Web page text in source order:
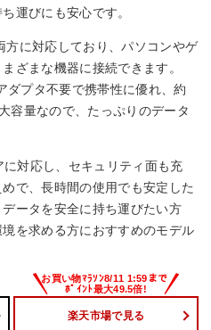
運びにも安心です。
に対応しており、パソコンやゲ
ざまな機器に接続できます。
ダプタ不要で携帯性に優れ、約
容量なので、たっぷりのデータ
対応し、セキュリティ面も充
で、長時間の使用でも安定した
ータを安全に持ち運びたい方
を求める方におすすめのモデル
楽天市場で見る